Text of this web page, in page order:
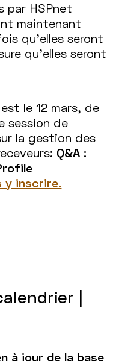
HSPnet
maintenant
qu'elles seront
qu'elles seront
le 12 mars, de
session de
la gestion des
Q&A :
y inscrire.
|
à jour de la base